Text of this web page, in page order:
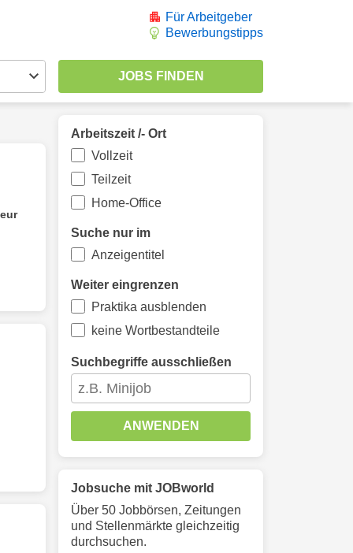
Für Arbeitgeber
Bewerbungstipps
Arbeitszeit /- Ort
Vollzeit
Teilzeit
Home-Office
Suche nur im
Anzeigentitel
Weiter eingrenzen
Praktika ausblenden
keine Wortbestandteile
Suchbegriffe ausschließen
ANWENDEN
Jobsuche mit JOBworld
Über 50 Jobbörsen, Zeitungen
und Stellenmärkte gleichzeitig
durchsuchen.